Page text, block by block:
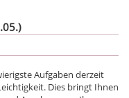
Aufgaben derzeit
Dies bringt Ihnen